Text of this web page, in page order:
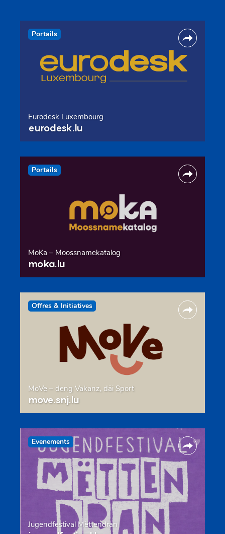
Portails
Eurodesk Luxembourg
eurodesk.lu
Portails
MoKa – Moossnamekatalog
moka.lu
Offres & Initiatives
MoVe – deng Vakanz, däi Sport
move.snj.lu
Evenements
Jugendfestival Mëttendran